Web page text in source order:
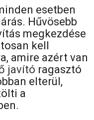
esetben
Hűvösebb
megkezdése
kell
amire azért van
javító ragasztó
elterül,
a